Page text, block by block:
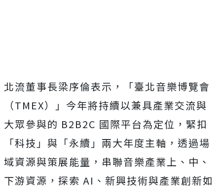
北流董事長梁序倫表示，「臺北音樂博覽會
（TMEX）」今年將持續以兼具產業交流與
大眾參與的 B2B2C 國際平台為定位，緊扣
「科技」與「永續」兩大年度主軸，透過場
域資源與策展能量，串聯音樂產業上、中、
下游資源，探索 AI、新興技術與產業創新如